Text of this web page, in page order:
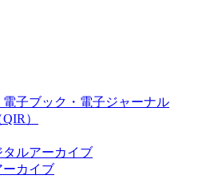
電子ブック・電子ジャーナル
）
ルアーカイブ
ーカイブ